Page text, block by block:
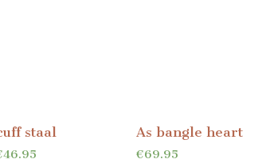
staal
46.95
As bangle heart
€69.95